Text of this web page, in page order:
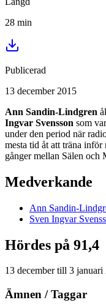
28 min
Publicerad
13 december 2015
Ann Sandin-Lindgren
Ingvar Svensson som
under den period när
mesta tid åt att träna inför
gånger mellan Sälen och
Medverkande
Ann Sandin-
Sven Ingvar
Hördes på 91,4
13 decembertill 3 januari
Ämnen / Taggar